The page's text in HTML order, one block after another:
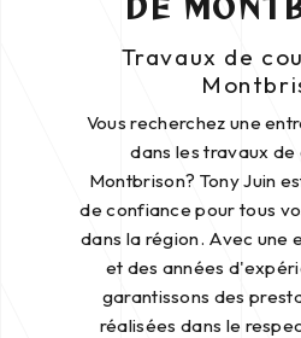
Travaux de
Vous recherchez une
dans les travaux
Montbrison? Tony Juin
de confiance pour tous
dans la région. Avec une
et des années
garantissons des
réalisées dans le